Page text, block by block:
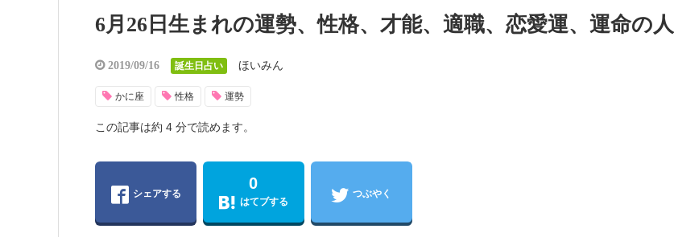
6月26日生まれの運勢、性格、才能、適職、恋愛運、運命の人
2019/09/16 誕生日占い ほいみん
かに座 性格 運勢
この記事は約 4 分で読めます。
シェアする
0
はてブする
つぶやく